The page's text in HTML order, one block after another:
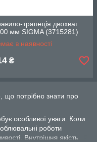
трапеція двохват
мм SIGMA (3715281)
в наявності
₴
що потрібно знати про
особливої уваги. Коли
роботи
Внутрішня якість